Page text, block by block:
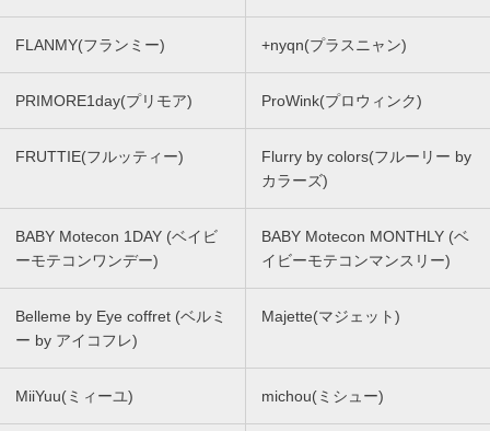
FLANMY(フランミー) +nyqn(プラスニャン)
PRIMORE1day(プリモア) ProWink(プロウィンク)
FRUTTIE(フルッティー)
Flurry by colors(フルーリー by
カラーズ)
BABY Motecon 1DAY (ベイビ
ーモテコンワンデー)
BABY Motecon MONTHLY (ベ
イビーモテコンマンスリー)
Belleme by Eye coffret (ベルミ
ー by アイコフレ)
Majette(マジェット)
MiiYuu(ミィーユ) michou(ミシュー)